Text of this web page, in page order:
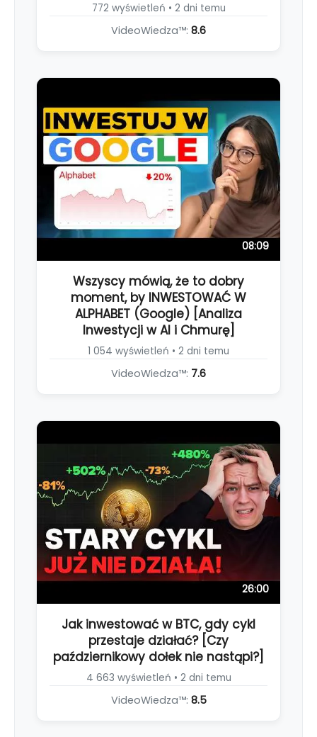
772 wyświetleń • 2 dni temu
VideoWiedza™: 8.6
08:09
Wszyscy mówią, że to dobry
moment, by INWESTOWAĆ W
ALPHABET (Google) [Analiza
Inwestycji w AI i Chmurę]
1 054 wyświetleń • 2 dni temu
VideoWiedza™: 7.6
26:00
Jak inwestować w BTC, gdy cykl
przestaje działać? [Czy
październikowy dołek nie nastąpi?]
4 663 wyświetleń • 2 dni temu
VideoWiedza™: 8.5